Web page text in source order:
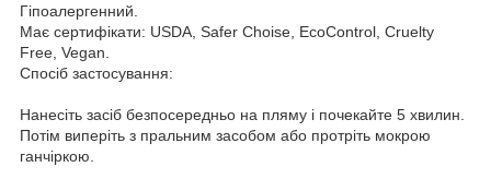
Гіпоалергенний.
Має сертифікати: USDA, Safer Choise, EcoControl, Cruelty
Free, Vegan.
Спосіб застосування:
Нанесіть засіб безпосередньо на пляму і почекайте 5 хвилин.
Потім виперіть з пральним засобом або протріть мокрою
ганчіркою.